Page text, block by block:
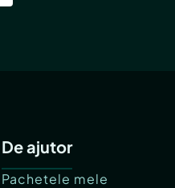
De ajutor
Pachetele mele